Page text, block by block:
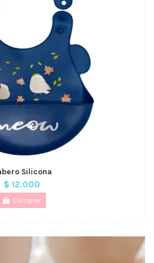
Silicona
$ 12.000
Comprar